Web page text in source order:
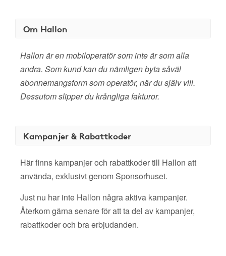
Om Hallon
Hallon är en mobiloperatör som inte är som alla
andra. Som kund kan du nämligen byta såväl
abonnemangsform som operatör, när du själv vill.
Dessutom slipper du krångliga fakturor.
Kampanjer & Rabattkoder
Här finns kampanjer och rabattkoder till Hallon att
använda, exklusivt genom Sponsorhuset.
Just nu har inte Hallon några aktiva kampanjer.
Återkom gärna senare för att ta del av kampanjer,
rabattkoder och bra erbjudanden.